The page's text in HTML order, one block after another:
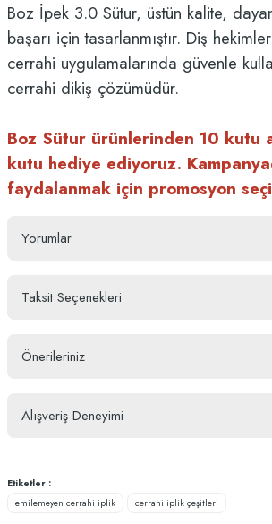
Boz İpek 3.0 Sütur, üstün kalite,
başarı için tasarlanmıştır. Diş
cerrahi uygulamalarında güvenle
cerrahi dikiş çözümüdür.
Boz Sütur ürünlerinden 10 kutu
kutu hediye ediyoruz.
faydalanmak için promosyon
Yorumlar
Taksit Seçenekleri
Önerileriniz
Bu ürünün fiyat bilgisi, resim, ürün açıklamalarında
yetersiz gördüğünüz noktaları öneri formunu
Ürün resmi kalitesiz, bozuk veya görüntülenemiyor.
Alışveriş Deneyimi
ilgilendiler
S... Ç... | 10/01/2026
Etiketler :
emilemeyen cerrahi iplik
cerrahi iplik çeşitleri